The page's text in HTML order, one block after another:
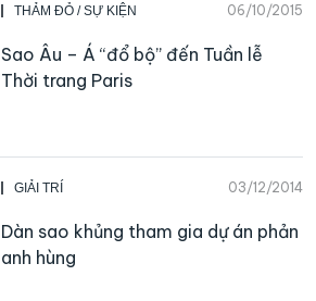
THẢM ĐỎ / SỰ KIỆN 06/10/2015
Sao Âu – Á “đổ bộ” đến Tuần lễ
Thời trang Paris
GIẢI TRÍ 03/12/2014
Dàn sao khủng tham gia dự án phản
anh hùng